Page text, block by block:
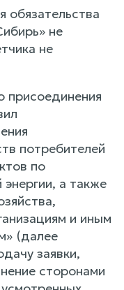
обязательства
не
не
присоединения
потребителей
по
энергии, а также
и иным
(далее
заявки,
сторонами